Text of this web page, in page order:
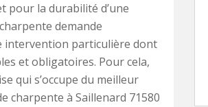
pour la durabilité d’une
demande
intervention particulière dont
et obligatoires. Pour cela,
qui s’occupe du meilleur
charpente à Saillenard 71580